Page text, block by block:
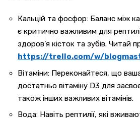
Кальцій та фосфор: Баланс між
є критично важливим для
здоров’я кісток та зубів. Читай
https://trello.com/w/
Вітаміни: Переконайтеся, що
достатньо вітаміну D3 для
також інших важливих вітамінів.
Вода: Навіть рептилії, які